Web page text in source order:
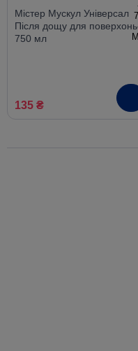
Містер Мускул Універсал
Після дощу для поверхонь
750 мл
135 ₴